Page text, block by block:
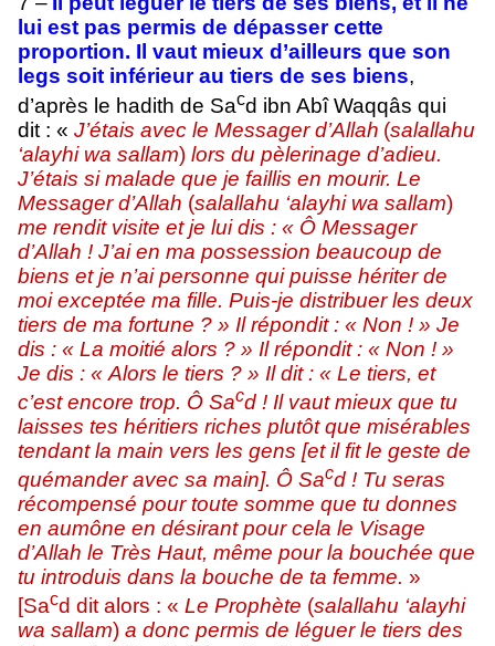
lui est pas permis de dépasser cette
proportion. Il vaut mieux d’ailleurs que son
legs soit inférieur au tiers de ses biens,
d’après le hadith de Sacd ibn Abî Waqqâs qui
dit : « J’étais avec le Messager d’Allah (salallahu
‘alayhi wa sallam) lors du pèlerinage d’adieu.
J’étais si malade que je faillis en mourir. Le
Messager d’Allah (salallahu ‘alayhi wa sallam)
me rendit visite et je lui dis : « Ô Messager
d’Allah ! J’ai en ma possession beaucoup de
biens et je n’ai personne qui puisse hériter de
moi exceptée ma fille. Puis-je distribuer les deux
tiers de ma fortune ? » Il répondit : « Non ! » Je
dis : « La moitié alors ? » Il répondit : « Non ! »
Je dis : « Alors le tiers ? » Il dit : « Le tiers, et
c’est encore trop. Ô Sacd ! Il vaut mieux que tu
laisses tes héritiers riches plutôt que misérables
tendant la main vers les gens [et il fit le geste de
quémander avec sa main]. Ô Sacd ! Tu seras
récompensé pour toute somme que tu donnes
en aumône en désirant pour cela le Visage
d’Allah le Très Haut, même pour la bouchée que
tu introduis dans la bouche de ta femme. »
[Sacd dit alors : « Le Prophète (salallahu ‘alayhi
wa sallam) a donc permis de léguer le tiers des